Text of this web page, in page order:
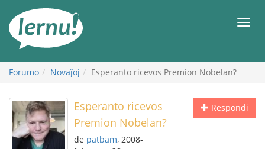
enhavo
Forumo Novaĵoj Esperanto ricevos Premion Nobelan?
Respondi
Esperanto ricevos
Premion Nobelan?
de patbam, 2008-